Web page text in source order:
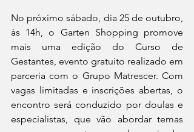
No próximo sábado, dia 25 de outubro,
às 14h, o Garten Shopping promove
mais uma edição do Curso de
Gestantes, evento gratuito realizado em
parceria com o Grupo Matrescer. Com
vagas limitadas e inscrições abertas, o
encontro será conduzido por doulas e
especialistas, que vão abordar temas